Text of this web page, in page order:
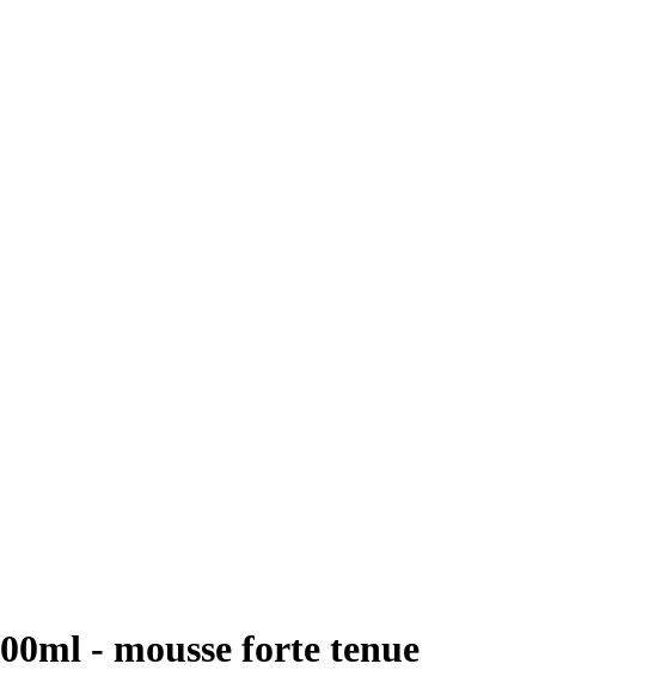
- mousse forte tenue